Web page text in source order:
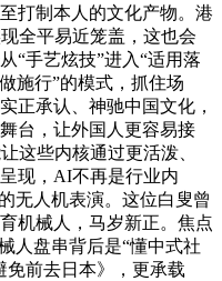
打制本人的文化产物。港
全平易近笼盖，这也会
“手艺炫技”进入“适用落
施行”的模式，抓住场
正承认、神驰中国文化，
台，让外国人更容易接
这些内核通过更活泼、
现，AI不再是行业内
无人机表演。这位白叟曾
机械人，马岁新正。焦点
人盘串背后是“懂中式社
免前去日本》，更承载